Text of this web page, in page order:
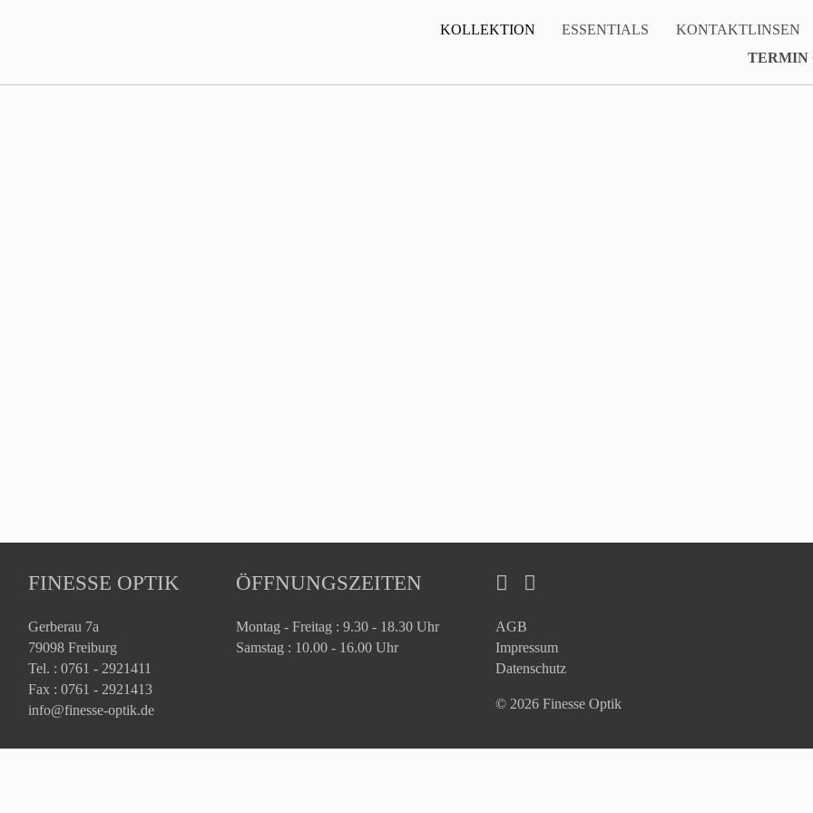
KOLLEKTION ESSENTIALS KONTAKTLINSEN
TERMIN
FINESSE OPTIK
Gerberau 7a
79098 Freiburg
Tel. : 0761 - 2921411
Fax : 0761 - 2921413
info@finesse-optik.de
ÖFFNUNGSZEITEN
Montag - Freitag : 9.30 - 18.30 Uhr
Samstag : 10.00 - 16.00 Uhr
AGB
Impressum
Datenschutz
© 2026 Finesse Optik